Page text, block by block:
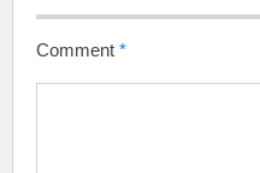
Comment *